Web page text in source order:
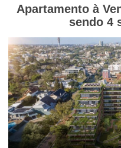
Apartamento à
sendo 4